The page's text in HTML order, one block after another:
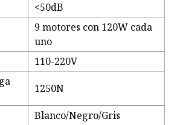
<50dB
9 motores con 120W cada
uno
110-220V
1250N
Blanco/Negro/Gris